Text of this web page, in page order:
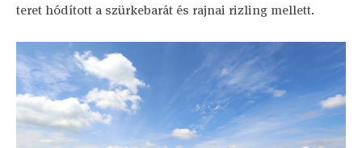
teret hódított a szürkebarát és rajnai rizling mellett.